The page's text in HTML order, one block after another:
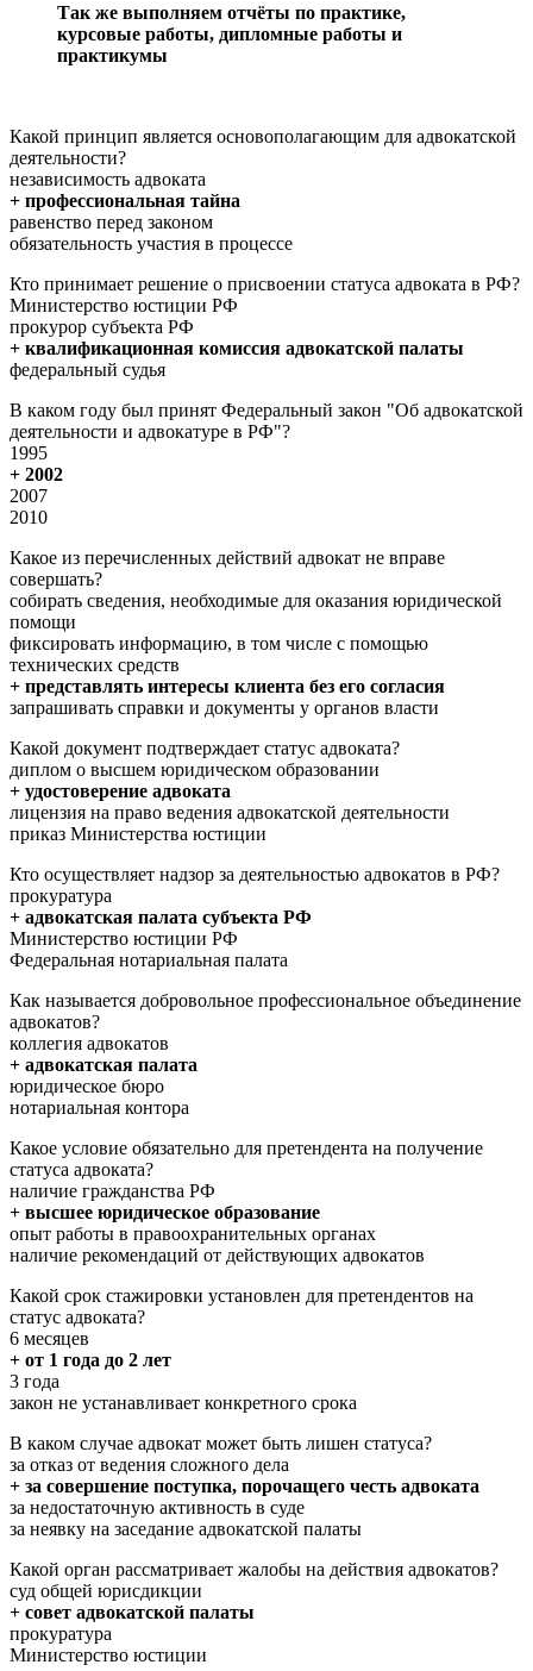
Так же выполняем отчёты по практике,
курсовые работы, дипломные работы и
практикумы
Какой принцип является основополагающим для адвокатской
деятельности?
независимость адвоката
+ профессиональная тайна
равенство перед законом
обязательность участия в процессе
Кто принимает решение о присвоении статуса адвоката в РФ?
Министерство юстиции РФ
прокурор субъекта РФ
+ квалификационная комиссия адвокатской палаты
федеральный судья
В каком году был принят Федеральный закон "Об адвокатской
деятельности и адвокатуре в РФ"?
1995
+ 2002
2007
2010
Какое из перечисленных действий адвокат не вправе
совершать?
собирать сведения, необходимые для оказания юридической
помощи
фиксировать информацию, в том числе с помощью
технических средств
+ представлять интересы клиента без его согласия
запрашивать справки и документы у органов власти
Какой документ подтверждает статус адвоката?
диплом о высшем юридическом образовании
+ удостоверение адвоката
лицензия на право ведения адвокатской деятельности
приказ Министерства юстиции
Кто осуществляет надзор за деятельностью адвокатов в РФ?
прокуратура
+ адвокатская палата субъекта РФ
Министерство юстиции РФ
Федеральная нотариальная палата
Как называется добровольное профессиональное объединение
адвокатов?
коллегия адвокатов
+ адвокатская палата
юридическое бюро
нотариальная контора
Какое условие обязательно для претендента на получение
статуса адвоката?
наличие гражданства РФ
+ высшее юридическое образование
опыт работы в правоохранительных органах
наличие рекомендаций от действующих адвокатов
Какой срок стажировки установлен для претендентов на
статус адвоката?
6 месяцев
+ от 1 года до 2 лет
3 года
закон не устанавливает конкретного срока
В каком случае адвокат может быть лишен статуса?
за отказ от ведения сложного дела
+ за совершение поступка, порочащего честь адвоката
за недостаточную активность в суде
за неявку на заседание адвокатской палаты
Какой орган рассматривает жалобы на действия адвокатов?
суд общей юрисдикции
+ совет адвокатской палаты
прокуратура
Министерство юстиции